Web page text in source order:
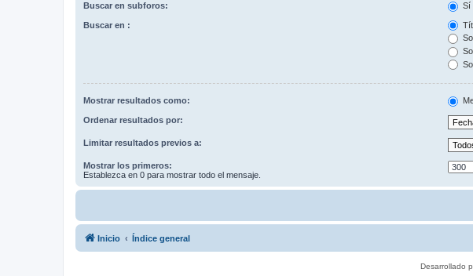
Buscar en subforos: Sí
Buscar en :
Mostrar resultados como:
Ordenar resultados por:
Limitar resultados previos a:
Mostrar los primeros:
Establezca en 0 para mostrar todo el mensaje.
Inicio Índice general
Desarrollado